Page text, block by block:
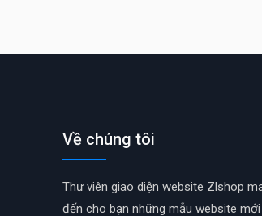
Về chúng tôi
Thư viên giao diện website Zlshop
đến cho bạn những mẫu website mới